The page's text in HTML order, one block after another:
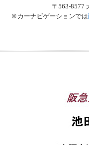
〒563-8577
※カーナビゲーションでは